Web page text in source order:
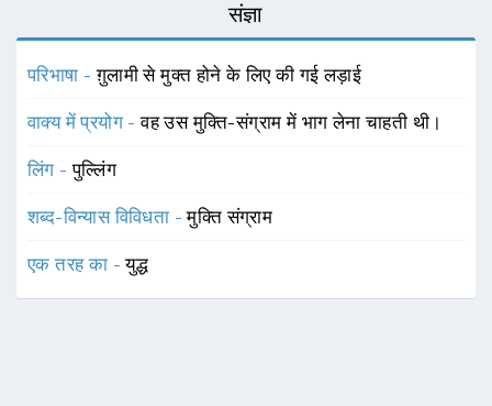
संज्ञा
परिभाषा -ग़ुलामी से मुक्त होने के लिए की गई लड़ाई
वाक्य में प्रयोग -वह उस मुक्ति-संग्राम में भाग लेना चाहती थी।
लिंग -पुल्लिंग
शब्द-विन्यास विविधता -मुक्ति संग्राम
एक तरह का -युद्ध